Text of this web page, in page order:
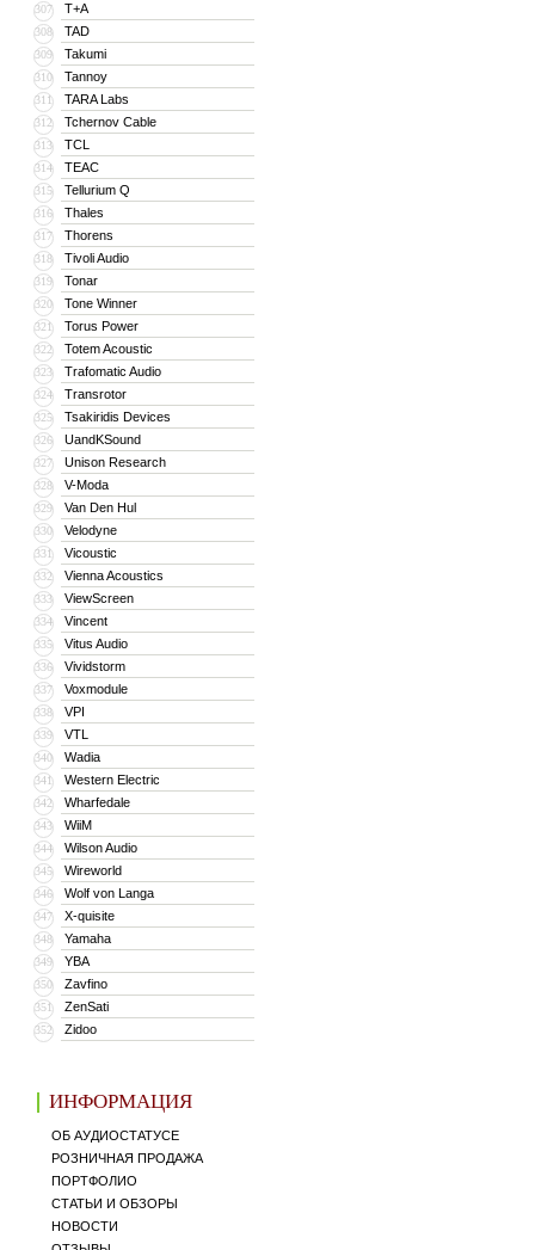
307 T+A
308 TAD
309 Takumi
310 Tannoy
311 TARA Labs
312 Tchernov Cable
313 TCL
314 TEAC
315 Tellurium Q
316 Thales
317 Thorens
318 Tivoli Audio
319 Tonar
320 Tone Winner
321 Torus Power
322 Totem Acoustic
323 Trafomatic Audio
324 Transrotor
325 Tsakiridis Devices
326 UandKSound
327 Unison Research
328 V-Moda
329 Van Den Hul
330 Velodyne
331 Vicoustic
332 Vienna Acoustics
333 ViewScreen
334 Vincent
335 Vitus Audio
336 Vividstorm
337 Voxmodule
338 VPI
339 VTL
340 Wadia
341 Western Electric
342 Wharfedale
343 WiiM
344 Wilson Audio
345 Wireworld
346 Wolf von Langa
347 X-quisite
348 Yamaha
349 YBA
350 Zavfino
351 ZenSati
352 Zidoo
ИНФОРМАЦИЯ
ОБ АУДИОСТАТУСЕ
РОЗНИЧНАЯ ПРОДАЖА
ПОРТФОЛИО
СТАТЬИ И ОБЗОРЫ
НОВОСТИ